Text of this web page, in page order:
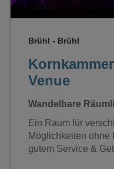
Venue
Brühl - Brühl
Wandelbare
Ein Raum für
Möglichkeiten ohne
gutem Service &